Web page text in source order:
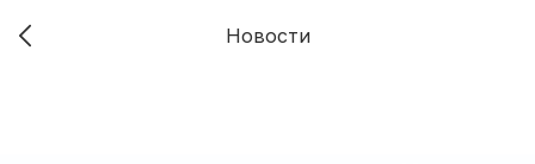
Новости